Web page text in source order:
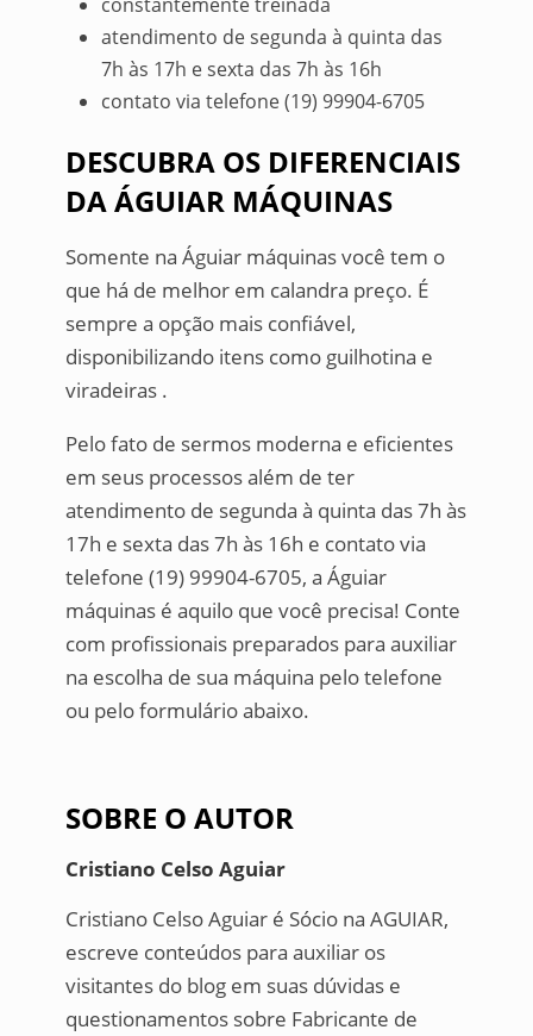
atendimento de segunda à quinta das
7h às 17h e sexta das 7h às 16h
contato via telefone (19) 99904-6705
DESCUBRA OS DIFERENCIAIS
DA ÁGUIAR MÁQUINAS
Somente na Águiar máquinas você tem o
que há de melhor em calandra preço. É
sempre a opção mais confiável,
disponibilizando itens como guilhotina e
viradeiras .
Pelo fato de sermos moderna e eficientes
em seus processos além de ter
atendimento de segunda à quinta das 7h às
17h e sexta das 7h às 16h e contato via
telefone (19) 99904-6705, a Águiar
máquinas é aquilo que você precisa! Conte
com profissionais preparados para auxiliar
na escolha de sua máquina pelo telefone
ou pelo formulário abaixo.
SOBRE O AUTOR
Cristiano Celso Aguiar
Cristiano Celso Aguiar é Sócio na AGUIAR,
escreve conteúdos para auxiliar os
visitantes do blog em suas dúvidas e
questionamentos sobre Fabricante de